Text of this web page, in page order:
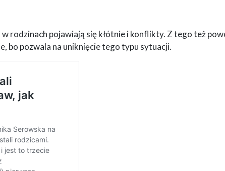
rodzinach pojawiają się kłótnie i konflikty. Z tego też
bo pozwala na uniknięcie tego typu sytuacji.